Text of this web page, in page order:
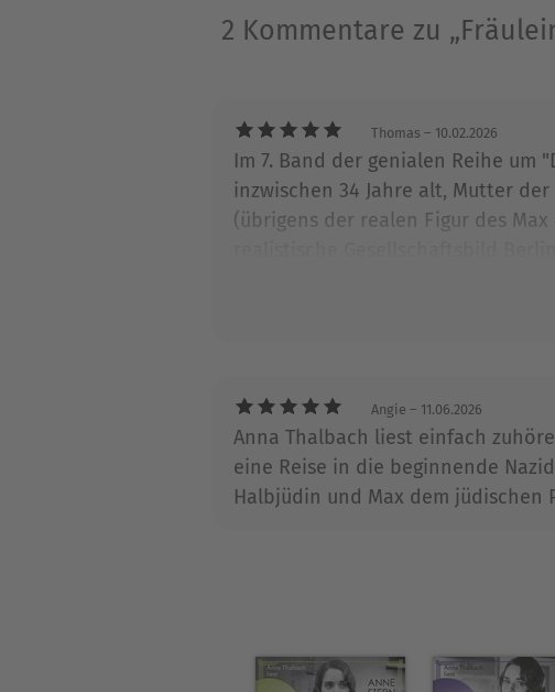
einen hohen Preis zu zahlen ...
Anne Stern, geboren 1982, ist
Familie in Berlin. Ihre Romane
Ihr Roman »Drei Tage im
2 Kommentare zu
Thomas – 10.02.2026
Im 7. Band der genialen Reihe um
inzwischen 34 Jahre alt, Mutter
(übrigens der realen Figur des
der von Anna Thalbach grandios
Angie – 11.06.2026
Anna Thalbach liest einfach
eine Reise in die beginnende
Halbjüdin und Max dem jüdischen